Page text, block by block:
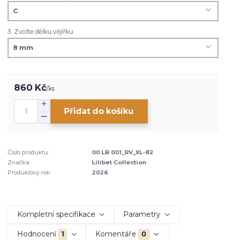
3. Zvolte délku vějířku
860 Kč/ks
Přidat do košíku
Číslo produktu:
00 LB 001_RV_XL-82
Značka:
Lilibet Collection
Produktový rok:
2026
Kompletní specifikace Parametry
Hodnocení 1 Komentáře 0